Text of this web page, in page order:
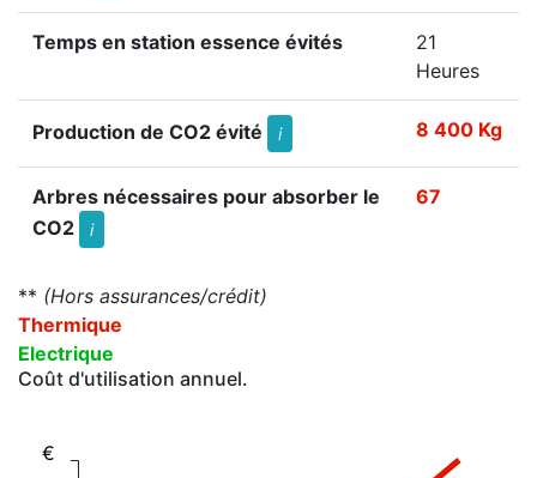
Temps en station essence évités
21
Heures
Production de CO2 évité i 8 400 Kg
Arbres nécessaires pour absorber le
CO2
i
67
** (Hors assurances/crédit)
Thermique
Electrique
Coût d'utilisation annuel.
€